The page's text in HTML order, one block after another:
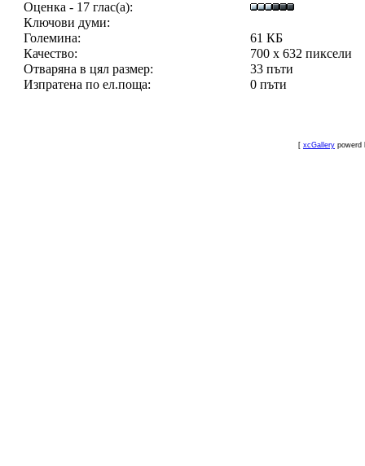
Оценка - 17 глас(а):
Ключови думи:
Големина:
61 КБ
Качество:
700 x 632 пиксели
Отваряна в цял размер:
33 пъти
Изпратена по ел.поща:
0 пъти
[ xcGallery